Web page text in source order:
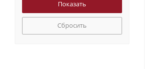
ТЕПЛОДАР
Сбросить